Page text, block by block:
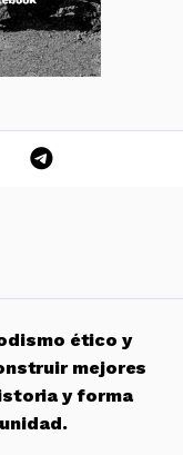
ético y
mejores
y forma